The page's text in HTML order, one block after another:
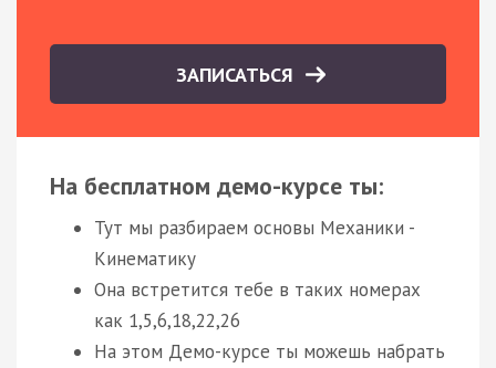
ЗАПИСАТЬСЯ
На бесплатном демо-курсе ты:
Тут мы разбираем основы Механики -
Кинематику
Она встретится тебе в таких номерах
как 1,5,6,18,22,26
На этом Демо-курсе ты можешь набрать